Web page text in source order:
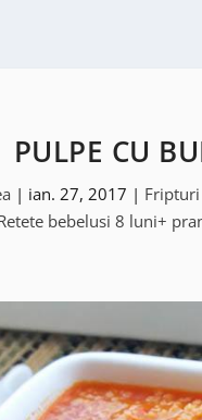
PULPE CU
| ian. 27, 2017 |
bebelusi 8 luni+